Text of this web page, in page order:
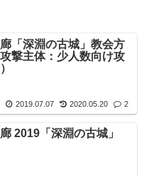
「深淵の古城」教会方
撃主体：少人数向け攻
2019.07.07 2020.05.20 2
2019「深淵の古城」